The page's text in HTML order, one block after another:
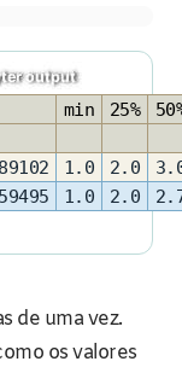
min 25%
1.0 2.0
1.0 2.0
de uma vez.
os valores